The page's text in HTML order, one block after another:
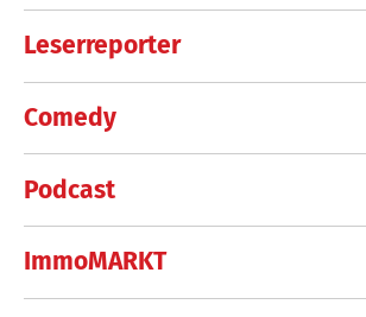
Leserreporter
Comedy
Podcast
ImmoMARKT